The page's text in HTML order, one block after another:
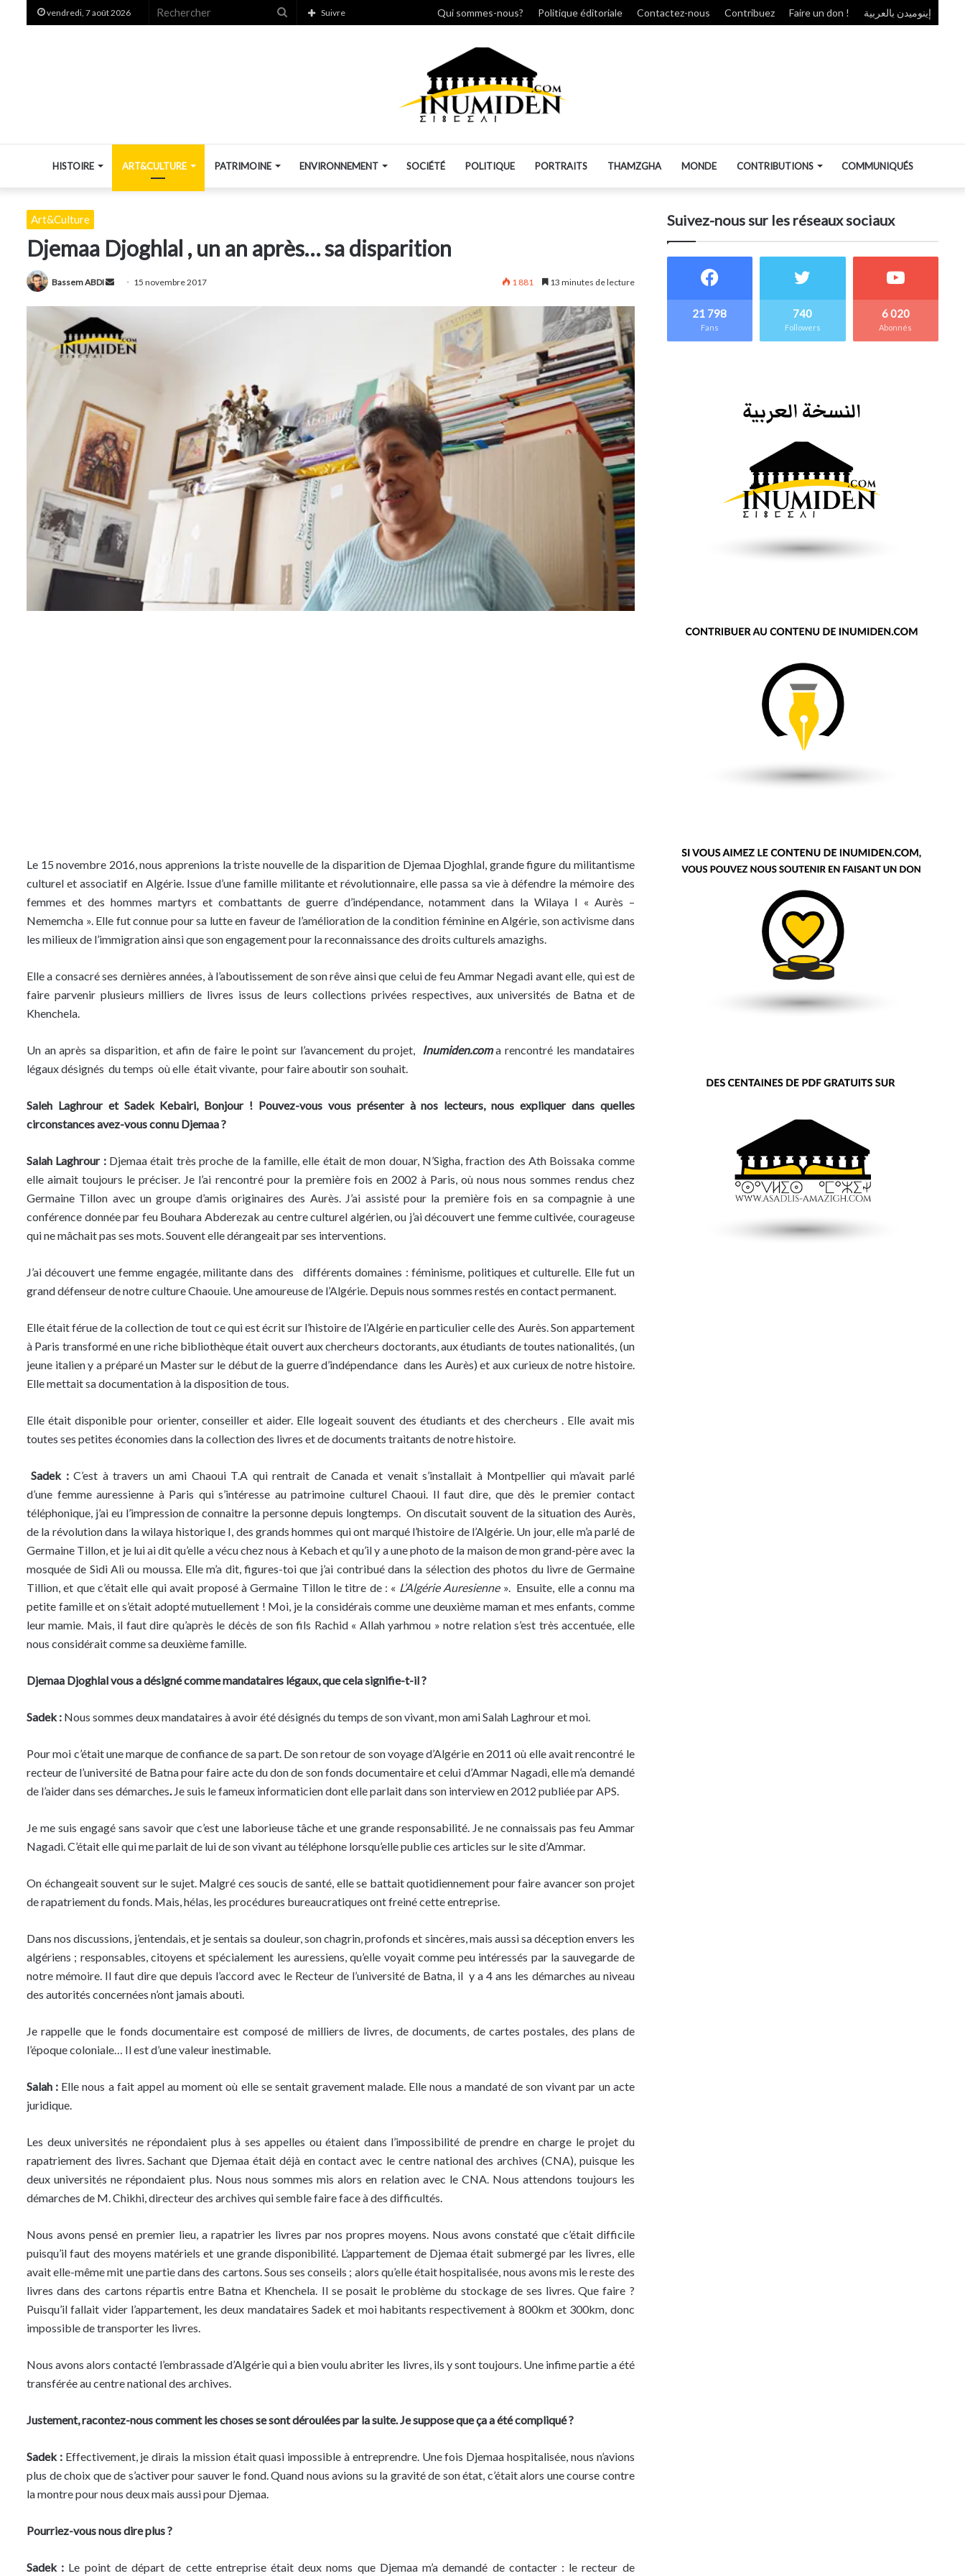
vendredi, 7 août 2026 Rechercher
Suivre Qui sommes-nous? Politique éditoriale Contactez-nous Contribuez Faire un don ! إينوميدن بالعربية
HISTOIRE ART&CULTURE PATRIMOINE ENVIRONNEMENT SOCIÉTÉ POLITIQUE PORTRAITS THAMZGHA MONDE CONTRIBUTIONS COMMUNIQUÉS
Art&Culture
Djemaa Djoghlal , un an après… sa disparition
Bassem ABDI
Envoyer15 novembre 2017 1 881 13 minutes de lecture
Le 15 novembre 2016, nous apprenions la triste nouvelle de la disparition de Djemaa Djoghlal, grande figure du militantisme
culturel et associatif en Algérie. Issue d’une famille militante et révolutionnaire, elle passa sa vie à défendre la mémoire des
femmes et des hommes martyrs et combattants de guerre d’indépendance, notamment dans la Wilaya I « Aurès –
Nememcha ». Elle fut connue pour sa lutte en faveur de l’amélioration de la condition féminine en Algérie, son activisme dans
les milieux de l’immigration ainsi que son engagement pour la reconnaissance des droits culturels amazighs.
Elle a consacré ses dernières années, à l’aboutissement de son rêve ainsi que celui de feu Ammar Negadi avant elle, qui est de
faire parvenir plusieurs milliers de livres issus de leurs collections privées respectives, aux universités de Batna et de
Khenchela.
Un an après sa disparition, et afin de faire le point sur l’avancement du projet, Inumiden.coma rencontré les mandataires
légaux désignés du temps où elle était vivante, pour faire aboutir son souhait.
Saleh Laghrour et Sadek Kebairi, Bonjour ! Pouvez-vous vous présenter à nos lecteurs, nous expliquer dans quelles
circonstances avez-vous connu Djemaa ?
Salah Laghrour : Djemaa était très proche de la famille, elle était de mon douar, N’Sigha, fraction des Ath Boissaka comme
elle aimait toujours le préciser. Je l’ai rencontré pour la première fois en 2002 à Paris, où nous nous sommes rendus chez
Germaine Tillon avec un groupe d’amis originaires des Aurès. J’ai assisté pour la première fois en sa compagnie à une
conférence donnée par feu Bouhara Abderezak au centre culturel algérien, ou j’ai découvert une femme cultivée, courageuse
qui ne mâchait pas ses mots. Souvent elle dérangeait par ses interventions.
J’ai découvert une femme engagée, militante dans des différents domaines : féminisme, politiques et culturelle. Elle fut un
grand défenseur de notre culture Chaouie. Une amoureuse de l’Algérie. Depuis nous sommes restés en contact permanent.
Elle était férue de la collection de tout ce qui est écrit sur l’histoire de l’Algérie en particulier celle des Aurès. Son appartement
à Paris transformé en une riche bibliothèque était ouvert aux chercheurs doctorants, aux étudiants de toutes nationalités, (un
jeune italien y a préparé un Master sur le début de la guerre d’indépendance dans les Aurès) et aux curieux de notre histoire.
Elle mettait sa documentation à la disposition de tous.
Elle était disponible pour orienter, conseiller et aider. Elle logeait souvent des étudiants et des chercheurs . Elle avait mis
toutes ses petites économies dans la collection des livres et de documents traitants de notre histoire.
Sadek :C’est à travers un ami Chaoui T.A qui rentrait de Canada et venait s’installait à Montpellier qui m’avait parlé
d’une femme auressienne à Paris qui s’intéresse au patrimoine culturel Chaoui. Il faut dire, que dès le premier contact
téléphonique, j’ai eu l’impression de connaitre la personne depuis longtemps. On discutait souvent de la situation des Aurès,
de la révolution dans la wilaya historique I, des grands hommes qui ont marqué l’histoire de l’Algérie. Un jour, elle m’a parlé de
Germaine Tillon, et je lui ai dit qu’elle a vécu chez nous à Kebach et qu’il y a une photo de la maison de mon grand-père avec la
mosquée de Sidi Ali ou moussa. Elle m’a dit, figures-toi que j’ai contribué dans la sélection des photos du livre de Germaine
Tillion, et que c’était elle qui avait proposé à Germaine Tillon le titre de : « L’Algérie Auresienne». Ensuite, elle a connu ma
petite famille et on s’était adopté mutuellement ! Moi, je la considérais comme une deuxième maman et mes enfants, comme
leur mamie. Mais, il faut dire qu’après le décès de son fils Rachid « Allah yarhmou » notre relation s’est très accentuée, elle
nous considérait comme sa deuxième famille.
Djemaa Djoghlal vous a désigné comme mandataires légaux, que cela signifie-t-il ?
Sadek : Nous sommes deux mandataires à avoir été désignés du temps de son vivant, mon ami Salah Laghrour et moi.
Pour moi c’était une marque de confiance de sa part. De son retour de son voyage d’Algérie en 2011 où elle avait rencontré le
recteur de l’université de Batna pour faire acte du don de son fonds documentaire et celui d’Ammar Nagadi, elle m’a demandé
de l’aider dans ses démarches. Je suis le fameux informaticien dont elle parlait dans son interview en 2012 publiée par APS.
Je me suis engagé sans savoir que c’est une laborieuse tâche et une grande responsabilité. Je ne connaissais pas feu Ammar
Nagadi. C’était elle qui me parlait de lui de son vivant au téléphone lorsqu’elle publie ces articles sur le site d’Ammar.
On échangeait souvent sur le sujet. Malgré ces soucis de santé, elle se battait quotidiennement pour faire avancer son projet
de rapatriement du fonds. Mais, hélas, les procédures bureaucratiques ont freiné cette entreprise.
Dans nos discussions, j’entendais, et je sentais sa douleur, son chagrin, profonds et sincères, mais aussi sa déception envers les
algériens ; responsables, citoyens et spécialement les auressiens, qu’elle voyait comme peu intéressés par la sauvegarde de
notre mémoire. Il faut dire que depuis l’accord avec le Recteur de l’université de Batna, il y a 4 ans les démarches au niveau
des autorités concernées n’ont jamais abouti.
Je rappelle que le fonds documentaire est composé de milliers de livres, de documents, de cartes postales, des plans de
l’époque coloniale… Il est d’une valeur inestimable.
Salah : Elle nous a fait appel au moment où elle se sentait gravement malade. Elle nous a mandaté de son vivant par un acte
juridique.
Les deux universités ne répondaient plus à ses appelles ou étaient dans l’impossibilité de prendre en charge le projet du
rapatriement des livres. Sachant que Djemaa était déjà en contact avec le centre national des archives (CNA), puisque les
deux universités ne répondaient plus. Nous nous sommes mis alors en relation avec le CNA. Nous attendons toujours les
démarches de M. Chikhi, directeur des archives qui semble faire face à des difficultés.
Nous avons pensé en premier lieu, a rapatrier les livres par nos propres moyens. Nous avons constaté que c’était difficile
puisqu’il faut des moyens matériels et une grande disponibilité. L’appartement de Djemaa était submergé par les livres, elle
avait elle-même mit une partie dans des cartons. Sous ses conseils ; alors qu’elle était hospitalisée, nous avons mis le reste des
livres dans des cartons répartis entre Batna et Khenchela. Il se posait le problème du stockage de ses livres. Que faire ?
Puisqu’il fallait vider l’appartement, les deux mandataires Sadek et moi habitants respectivement à 800km et 300km, donc
impossible de transporter les livres.
Nous avons alors contacté l’embrassade d’Algérie qui a bien voulu abriter les livres, ils y sont toujours. Une infime partie a été
transférée au centre national des archives.
Justement, racontez-nous comment les choses se sont déroulées par la suite. Je suppose que ça a été compliqué ?
Sadek :Effectivement, je dirais la mission était quasi impossible à entreprendre. Une fois Djemaa hospitalisée, nous n’avions
plus de choix que de s’activer pour sauver le fond. Quand nous avions su la gravité de son état, c’était alors une course contre
la montre pour nous deux mais aussi pour Djemaa.
Pourriez-vous nous dire plus ?
Sadek : Le point de départ de cette entreprise était deux noms que Djemaa m’a demandé de contacter : le recteur de
Suivez-nous sur les réseaux sociaux
21 798
Fans
740
Followers
6 020
Abonnés